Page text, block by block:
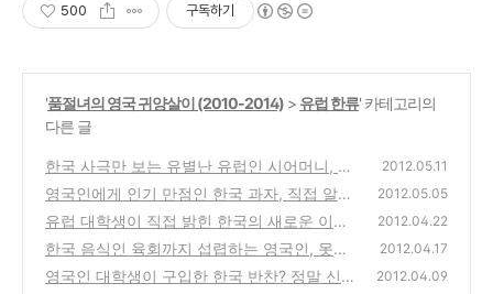
500 구독하기
'품절녀의 영국 귀양살이 (2010-2014) > 유럽 한류' 카테고리의
다른 글
한국 사극만 보는 유별난 유럽인 시어머니, 못
말려
(30)
2012.05.11
영국인에게 인기 만점인 한국 과자, 직접 알아
보니
(63)
2012.05.05
유럽 대학생이 직접 밝힌 한국의 새로운 이미
지
(22)
2012.04.22
한국 음식인 육회까지 섭렵하는 영국인, 못말
려
(38)
2012.04.17
영국인 대학생이 구입한 한국 반찬? 정말 신기
2012.04.09